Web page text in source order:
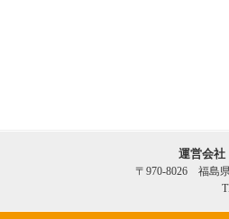
運営会
〒970-8026 福島